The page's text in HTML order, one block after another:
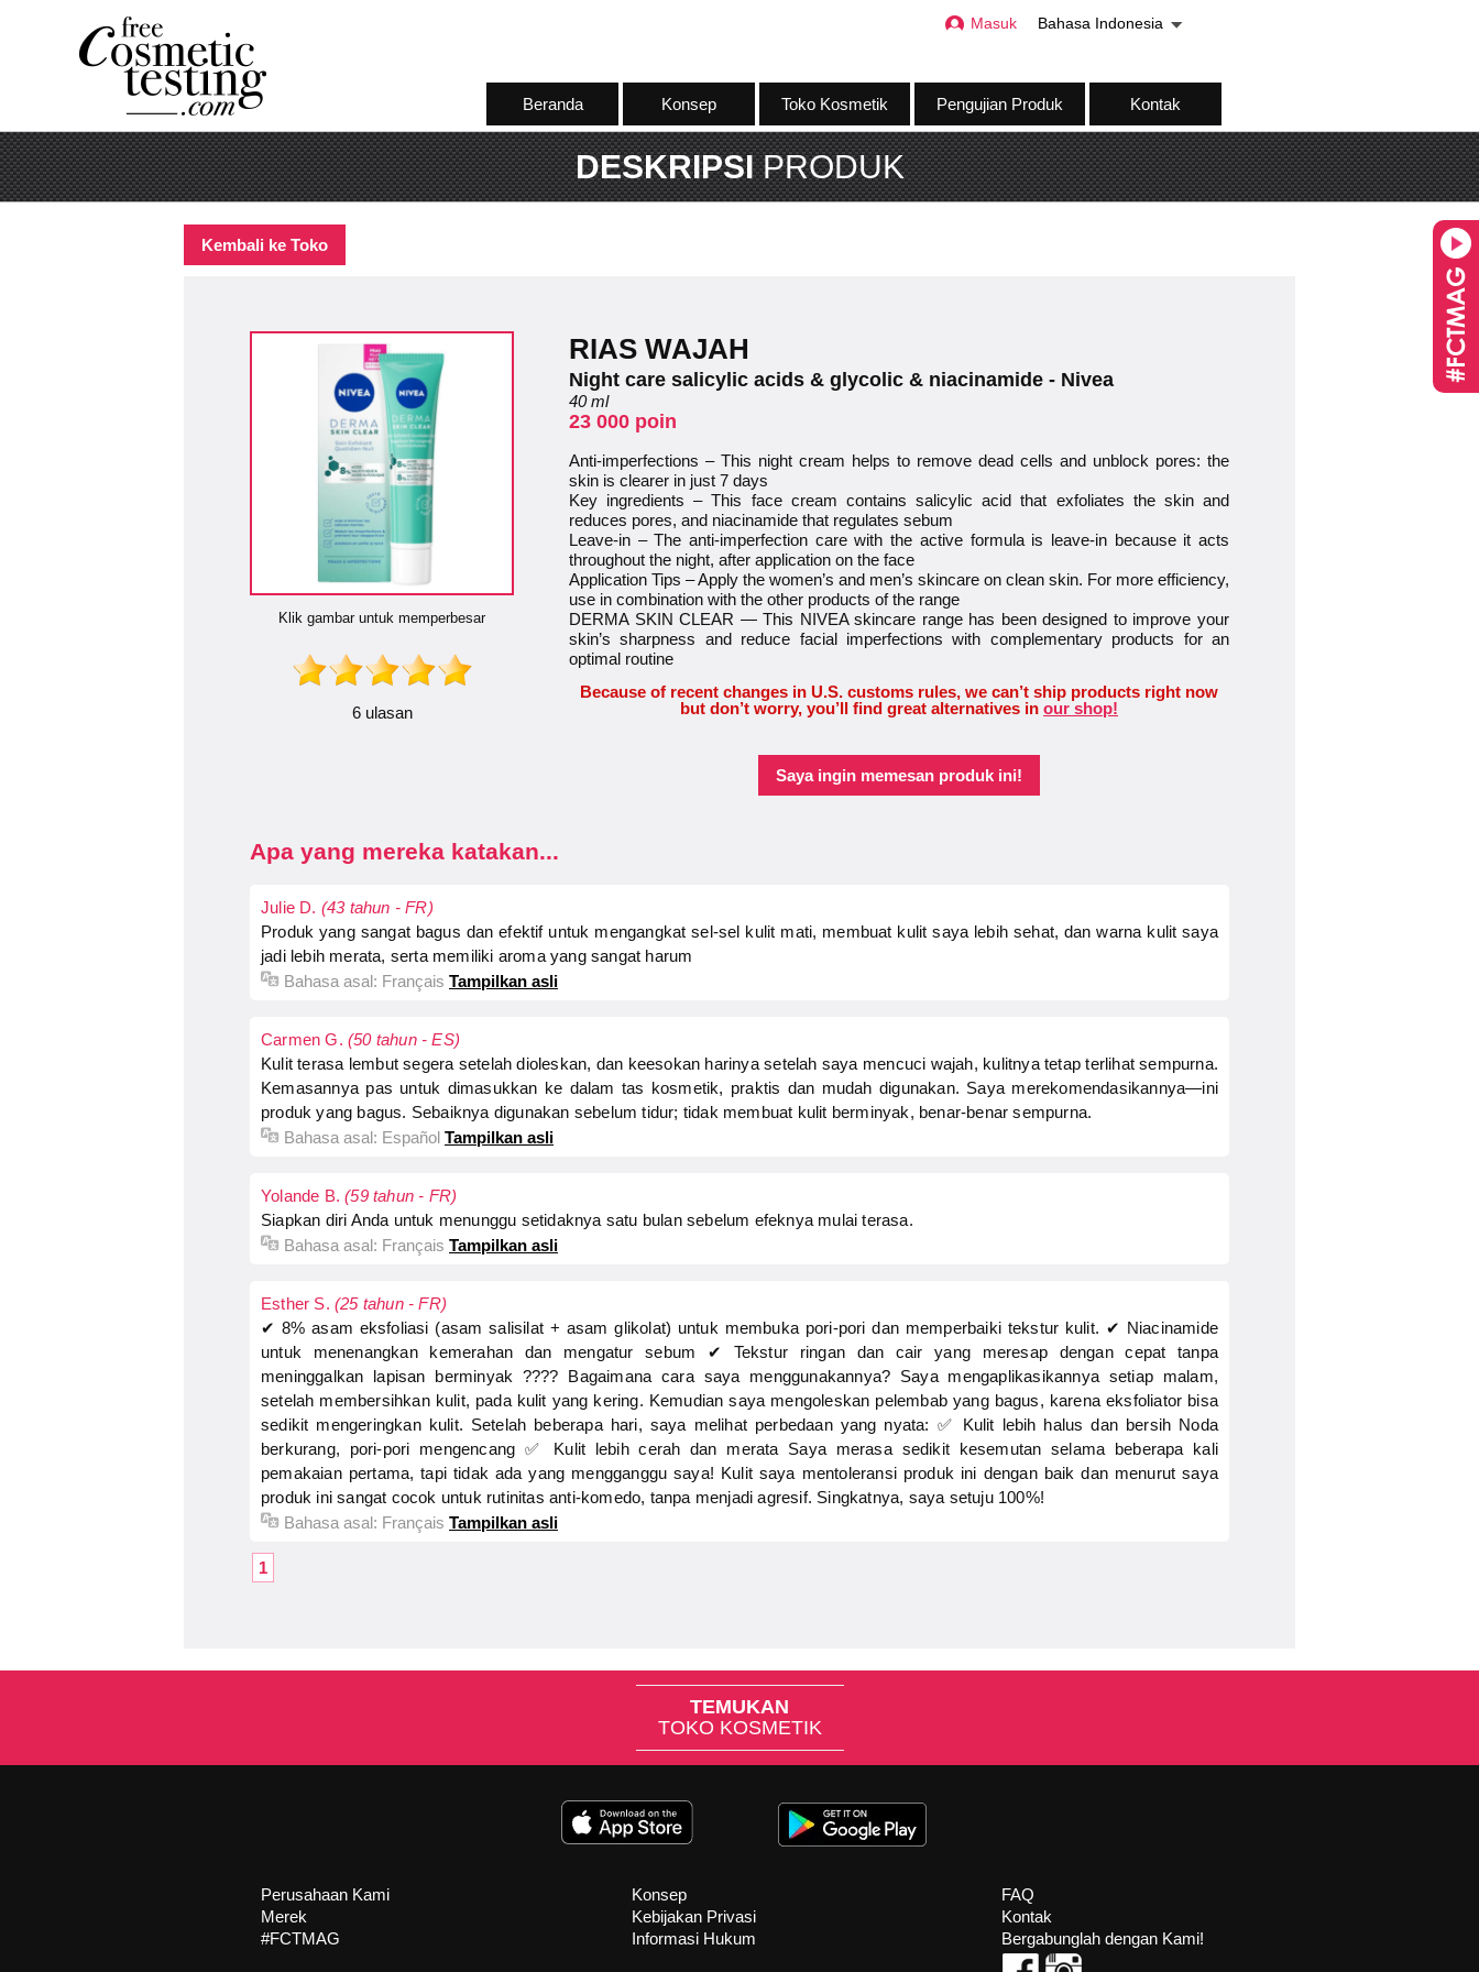
Beranda Konsep Toko Kosmetik Pengujian Produk Kontak
Masuk Bahasa Indonesia
DESKRIPSIPRODUK
Kembali ke Toko
Klik gambar untuk memperbesar
6 ulasan
RIAS WAJAH
Night care salicylic acids & glycolic & niacinamide - Nivea
40 ml
23 000 poin
Anti-imperfections – This night cream helps to remove dead cells and unblock pores: the
skin is clearer in just 7 days
Key ingredients – This face cream contains salicylic acid that exfoliates the skin and
reduces pores, and niacinamide that regulates sebum
Leave-in – The anti-imperfection care with the active formula is leave-in because it acts
throughout the night, after application on the face
Application Tips – Apply the women’s and men’s skincare on clean skin. For more efficiency,
use in combination with the other products of the range
DERMA SKIN CLEAR — This NIVEA skincare range has been designed to improve your
skin’s sharpness and reduce facial imperfections with complementary products for an
optimal routine
Because of recent changes in U.S. customs rules, we can’t ship products right now
but don’t worry, you’ll find great alternatives in our shop!
Saya ingin memesan produk ini!
Apa yang mereka katakan...
Julie D. (43 tahun - FR)
Produk yang sangat bagus dan efektif untuk mengangkat sel-sel kulit mati, membuat kulit saya lebih sehat, dan warna kulit saya
jadi lebih merata, serta memiliki aroma yang sangat harum
Bahasa asal: Français Tampilkan asli
Carmen G. (50 tahun - ES)
Kulit terasa lembut segera setelah dioleskan, dan keesokan harinya setelah saya mencuci wajah, kulitnya tetap terlihat sempurna.
Kemasannya pas untuk dimasukkan ke dalam tas kosmetik, praktis dan mudah digunakan. Saya merekomendasikannya—ini
produk yang bagus. Sebaiknya digunakan sebelum tidur; tidak membuat kulit berminyak, benar-benar sempurna.
Bahasa asal: Español Tampilkan asli
Yolande B.(59 tahun - FR)
Siapkan diri Anda untuk menunggu setidaknya satu bulan sebelum efeknya mulai terasa.
Bahasa asal: Français Tampilkan asli
Esther S. (25 tahun - FR)
✔ 8% asam eksfoliasi (asam salisilat + asam glikolat) untuk membuka pori-pori dan memperbaiki tekstur kulit. ✔ Niacinamide
untuk menenangkan kemerahan dan mengatur sebum ✔ Tekstur ringan dan cair yang meresap dengan cepat tanpa
meninggalkan lapisan berminyak ???? Bagaimana cara saya menggunakannya? Saya mengaplikasikannya setiap malam,
setelah membersihkan kulit, pada kulit yang kering. Kemudian saya mengoleskan pelembab yang bagus, karena eksfoliator bisa
sedikit mengeringkan kulit. Setelah beberapa hari, saya melihat perbedaan yang nyata: ✅ Kulit lebih halus dan bersih Noda
berkurang, pori-pori mengencang ✅ Kulit lebih cerah dan merata Saya merasa sedikit kesemutan selama beberapa kali
pemakaian pertama, tapi tidak ada yang mengganggu saya! Kulit saya mentoleransi produk ini dengan baik dan menurut saya
produk ini sangat cocok untuk rutinitas anti-komedo, tanpa menjadi agresif. Singkatnya, saya setuju 100%!
Bahasa asal: Français Tampilkan asli
1
TEMUKAN
TOKO KOSMETIK
Perusahaan Kami
Merek
#FCTMAG
Konsep
Kebijakan Privasi
Informasi Hukum
FAQ
Kontak
Bergabunglah dengan Kami!